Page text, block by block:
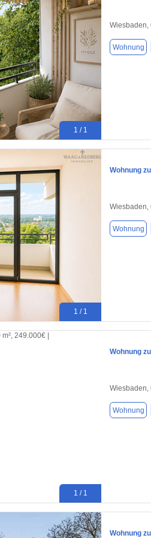
1 / 1
Wiesbaden,
Wohnung
1 / 1
Wohnung
Wiesbaden,
Wohnung
1 / 1
Wohnung
Wiesbaden,
Wohnung
Wohnung